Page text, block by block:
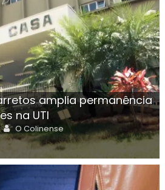
amplia permanência
na UTI
Author
O Colinense